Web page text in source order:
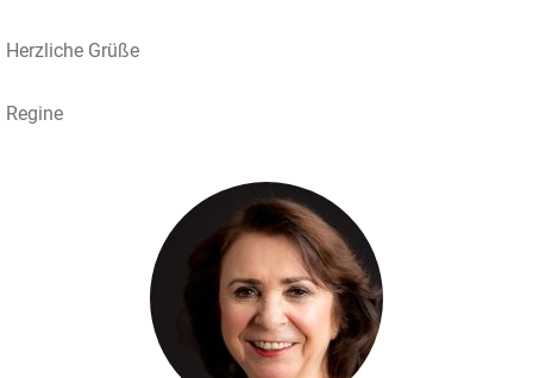
Herzliche Grüße
Regine